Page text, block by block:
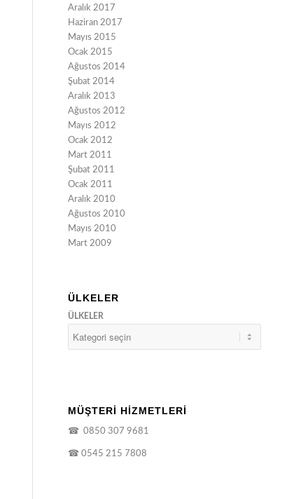
Aralık 2017
Haziran 2017
Mayıs 2015
Ocak 2015
Ağustos 2014
Şubat 2014
Aralık 2013
Ağustos 2012
Mayıs 2012
Ocak 2012
Mart 2011
Şubat 2011
Ocak 2011
Aralık 2010
Ağustos 2010
Mayıs 2010
Mart 2009
ÜLKELER
ÜLKELER
MÜŞTERİ HİZMETLERİ
☎ 0850 307 9681
☎ 0545 215 7808